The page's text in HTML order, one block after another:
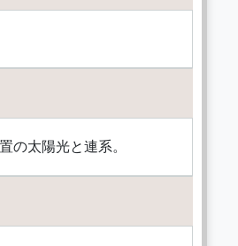
の太陽光と連系。